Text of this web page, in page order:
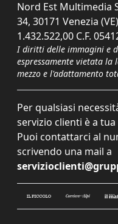
Nord Est Multimedia
34, 30171 Venezia
1.432.522,00 C.F.
I diritti delle immagini e
espressamente vietata
mezzo e l'adattamento
Per qualsiasi
servizio clienti è a
Puoi contattarci al
scrivendo una mail a